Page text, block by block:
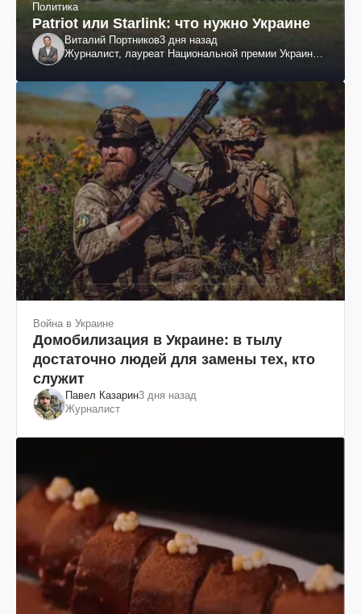
Политика
Patriot или Starlink: что нужно Украине
Виталий Портников3 дня назад
Журналист, лауреат Национальной премии Украины
Война в Украине
Домобилизация в Украине: в тылу
достаточно людей для замены тех, кто
служит
Павел Казарин3 дня назад
Журналист